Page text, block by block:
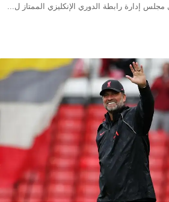
إدارة رابطة الدوري الإنكليزي الممتاز ل...